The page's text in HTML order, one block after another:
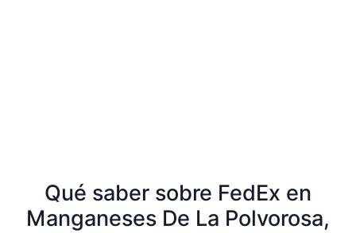
Qué saber sobre FedEx en
Manganeses De La Polvorosa,